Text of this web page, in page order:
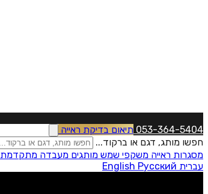
053-364-5404 תיאום בדיקת ראייה
חפשו מותג, דגם או ברקוד...
מסגרות ראייה משקפי שמש מותגים מעבדה מתקדמת
עברית
English Русский